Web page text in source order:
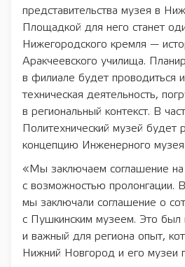
представительства музея в
Площадкой для него станет
Нижегородского кремля —
Аракчеевского училища.
в филиале будет проводиться
техническая деятельность,
в региональный контекст. В
Политехнический музей будет
концепцию Инженерного
«Мы заключаем соглашение на
с возможностью пролонгации.
мы заключали соглашение о
с Пушкинским музеем. Это был
и важный для региона опыт,
Нижний Новгород и его музеи